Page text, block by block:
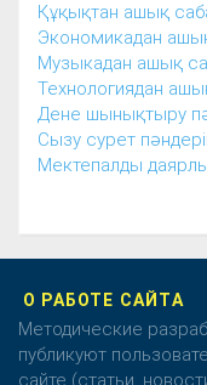
Құқықтан ашық
Экономикадан
Музыкадан ашық
Технологиядан
Дене шынықтыру
Сызу сурет
Мектепалды
О РАБОТЕ САЙТА
Методические
публикуют
сайте (статьи,